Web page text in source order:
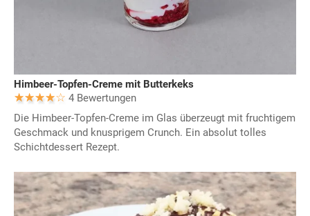
Himbeer-Topfen-Creme mit Butterkeks
4 Bewertungen
Die Himbeer-Topfen-Creme im Glas überzeugt mit fruchtigem
Geschmack und knusprigem Crunch. Ein absolut tolles
Schichtdessert Rezept.